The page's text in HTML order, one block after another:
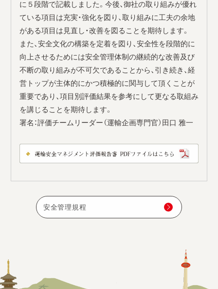
に５段階で記載しました。今後、御社の取り組みが優れ
ている項目は充実・強化を図り、取り組みに工夫の余地
がある項目は見直し・改善を図ることを期待します。
また、安全文化の構築を定着を図り、安全性を段階的に
向上させるためには安全管理体制の継続的な改善及び
不断の取り組みが不可欠であることから、引き続き、経
営トップが主体的にかつ積極的に関与して頂くことが
重要であり、項目別評価結果を参考にして更なる取組み
を講じることを期待します。
署名：評価チームリーダー（運輸企画専門官）田口 雅一
安全管理規程